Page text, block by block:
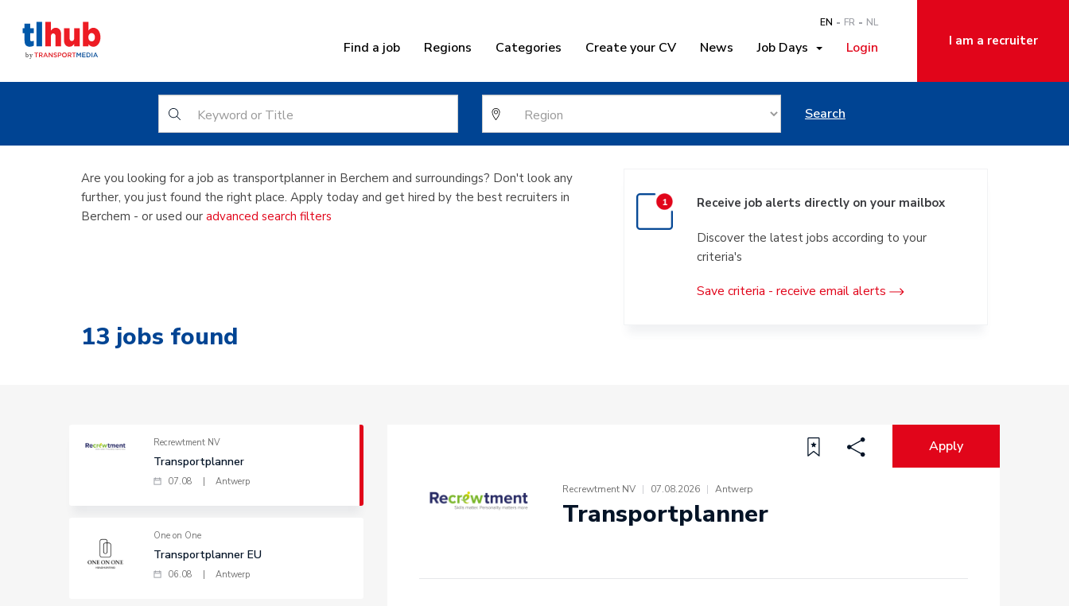
EN FR NL
Find a job Regions Categories Create your CV News Job Days Login I am a recruiter
Search
Transportplanner in Berchem
Are you looking for a job as transportplanner in Berchem and surroundings? Don't look any
further, you just found the right place. Apply today and get hired by the best recruiters in
Berchem - or used our advanced search filters
Receive job alerts directly on your mailbox
Discover the latest jobs according to your
criteria's
Save criteria - receive email alerts
13jobs found
Recrewtment NV
Transportplanner
07.08 Antwerp
One on One
Transportplanner EU
06.08 Antwerp
Apply
Recrewtment NV | 07.08.2026 | Antwerp
Transportplanner